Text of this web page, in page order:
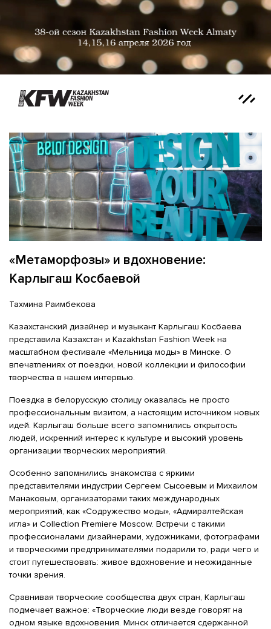
«Метаморфозы» и вдохновение:
Карлыгаш Косбаевой
Тахмина Раимбекова
Казахстанский дизайнер и музыкант Карлыгаш Косбаева
представила Казахстан и Kazakhstan Fashion Week на
масштабном фестивале «Мельница моды» в Минске. О
впечатлениях от поездки, новой коллекции и философии
творчества в нашем интервью.
Поездка в белорусскую столицу оказалась не просто
профессиональным визитом, а настоящим источником новых
идей. Карлыгаш больше всего запомнились открытость
людей, искренний интерес к культуре и высокий уровень
организации творческих мероприятий.
Особенно запомнились знакомства с яркими
представителями индустрии Сергеем Сысоевым и Михаилом
Манаковым, организаторами таких международных
мероприятий, как «Содружество моды», «Адмиралтейская
игла» и Collection Premiere Moscow. Встречи с такими
профессионалами дизайнерами, художниками, фотографами
и творческими предпринимателями подарили то, ради чего и
стоит путешествовать: живое вдохновение и неожиданные
точки зрения.
Сравнивая творческие сообщества двух стран, Карлыгаш
подмечает важное: «Творческие люди везде говорят на
одном языке вдохновения. Минск отличается сдержанной